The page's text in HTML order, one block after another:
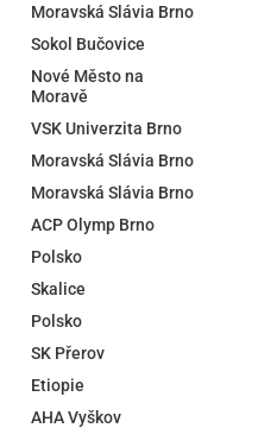
Moravská Slávia Brno
Sokol Bučovice
Nové Město na
Moravě
VSK Univerzita Brno
Moravská Slávia Brno
Moravská Slávia Brno
ACP Olymp Brno
Polsko
Skalice
Polsko
SK Přerov
Etiopie
AHA Vyškov